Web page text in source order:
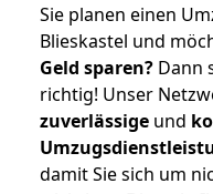
Sie planen einen
Blieskastel und
Geld sparen? Dann
richtig! Unser
zuverlässige und
damit Sie sich um